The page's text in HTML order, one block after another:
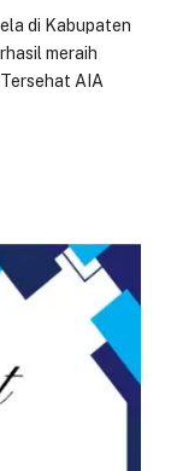
di Kabupaten
meraih
AIA